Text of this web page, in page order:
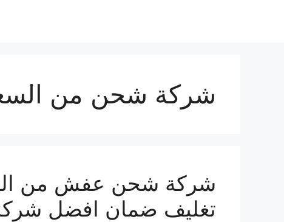
شركة شحن من
تغليف ضمان افضل